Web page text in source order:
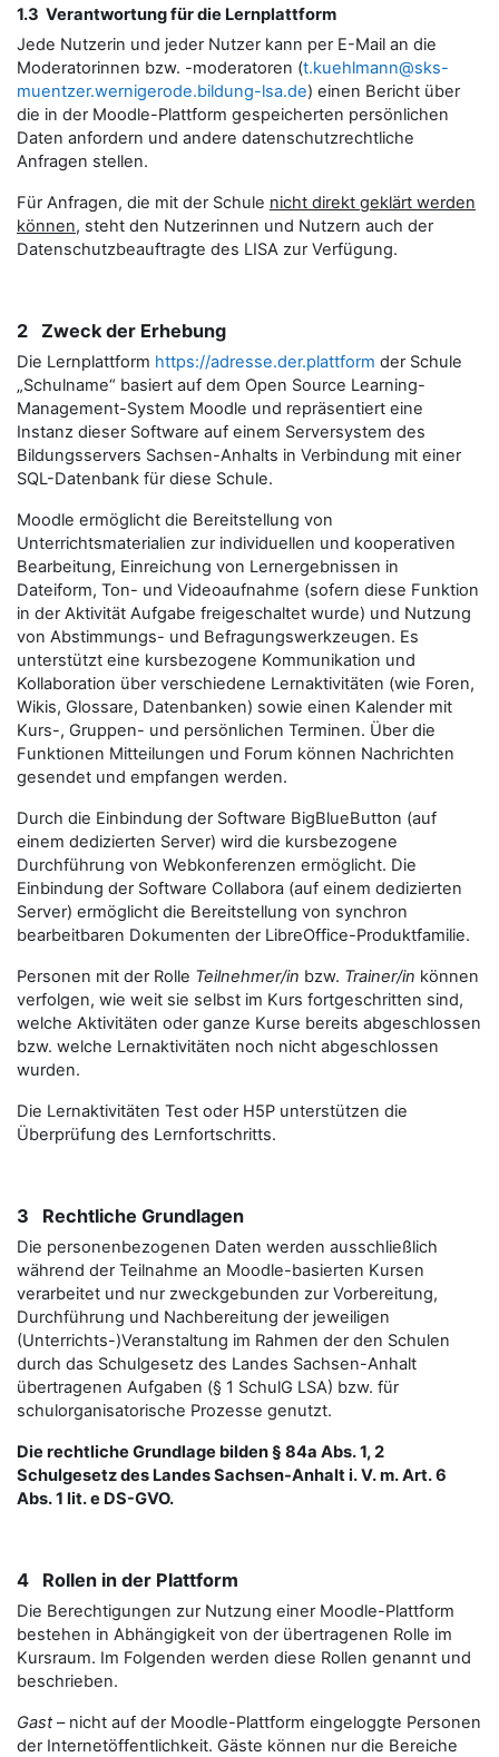
1.3 Verantwortung für die Lernplattform
Jede Nutzerin und jeder Nutzer kann per E-Mail an die
Moderatorinnen bzw. -moderatoren (t.kuehlmann@sks-
muentzer.wernigerode.bildung-lsa.de) einen Bericht über
die in der Moodle-Plattform gespeicherten persönlichen
Daten anfordern und andere datenschutzrechtliche
Anfragen stellen.
Für Anfragen, die mit der Schule nicht direkt geklärt werden
können, steht den Nutzerinnen und Nutzern auch der
Datenschutzbeauftragte des LISA zur Verfügung.
2 Zweck der Erhebung
Die Lernplattform https://adresse.der.plattform der Schule
„Schulname“ basiert auf dem Open Source Learning-
Management-System Moodle und repräsentiert eine
Instanz dieser Software auf einem Serversystem des
Bildungsservers Sachsen-Anhalts in Verbindung mit einer
SQL-Datenbank für diese Schule.
Moodle ermöglicht die Bereitstellung von
Unterrichtsmaterialien zur individuellen und kooperativen
Bearbeitung, Einreichung von Lernergebnissen in
Dateiform, Ton- und Videoaufnahme (sofern diese Funktion
in der Aktivität Aufgabe freigeschaltet wurde) und Nutzung
von Abstimmungs- und Befragungswerkzeugen. Es
unterstützt eine kursbezogene Kommunikation und
Kollaboration über verschiedene Lernaktivitäten (wie Foren,
Wikis, Glossare, Datenbanken) sowie einen Kalender mit
Kurs-, Gruppen- und persönlichen Terminen. Über die
Funktionen Mitteilungen und Forum können Nachrichten
gesendet und empfangen werden.
Durch die Einbindung der Software BigBlueButton (auf
einem dedizierten Server) wird die kursbezogene
Durchführung von Webkonferenzen ermöglicht. Die
Einbindung der Software Collabora (auf einem dedizierten
Server) ermöglicht die Bereitstellung von synchron
bearbeitbaren Dokumenten der LibreOffice-Produktfamilie.
Personen mit der Rolle Teilnehmer/in bzw. Trainer/in können
verfolgen, wie weit sie selbst im Kurs fortgeschritten sind,
welche Aktivitäten oder ganze Kurse bereits abgeschlossen
bzw. welche Lernaktivitäten noch nicht abgeschlossen
wurden.
Die Lernaktivitäten Test oder H5P unterstützen die
Überprüfung des Lernfortschritts.
3 Rechtliche Grundlagen
Die personenbezogenen Daten werden ausschließlich
während der Teilnahme an Moodle-basierten Kursen
verarbeitet und nur zweckgebunden zur Vorbereitung,
Durchführung und Nachbereitung der jeweiligen
(Unterrichts-)Veranstaltung im Rahmen der den Schulen
durch das Schulgesetz des Landes Sachsen-Anhalt
übertragenen Aufgaben (§ 1 SchulG LSA) bzw. für
schulorganisatorische Prozesse genutzt.
Die rechtliche Grundlage bilden § 84a Abs. 1, 2
Schulgesetz des Landes Sachsen-Anhalt i. V. m. Art. 6
Abs. 1 lit. e DS-GVO.
4 Rollen in der Plattform
Die Berechtigungen zur Nutzung einer Moodle-Plattform
bestehen in Abhängigkeit von der übertragenen Rolle im
Kursraum. Im Folgenden werden diese Rollen genannt und
beschrieben.
Gast– nicht auf der Moodle-Plattform eingeloggte Personen
der Internetöffentlichkeit. Gäste können nur die Bereiche